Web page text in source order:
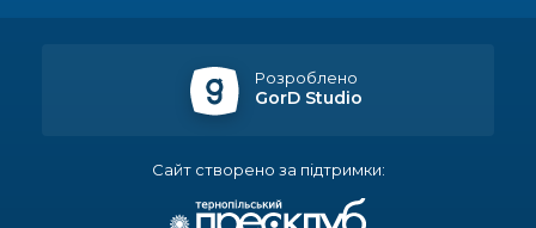
спецрахунки
Іпотеку для ВПО спростили, але з одним
Перемога бахмутян на фіналі Кубка України з
Розроблено
GorD Studio
Сайт створено за підтримки: